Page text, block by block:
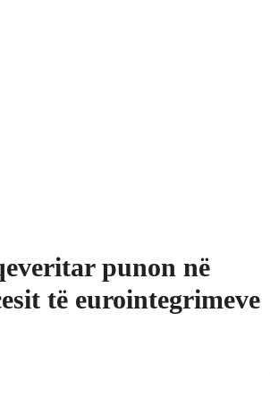
punon në
të eurointegrimeve